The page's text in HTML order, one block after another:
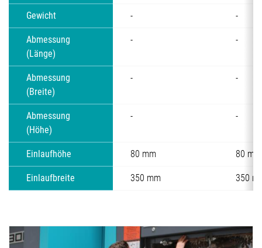
Gewicht - -
Abmessung
(Länge)
- -
Abmessung
(Breite)
- -
Abmessung
(Höhe)
- -
Einlaufhöhe 80 mm 80 mm
Einlaufbreite 350 mm 350